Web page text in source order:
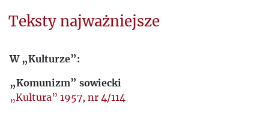
Teksty najważniejsze
W „Kulturze”:
„Komunizm” sowiecki
„Kultura” 1957, nr 4/114